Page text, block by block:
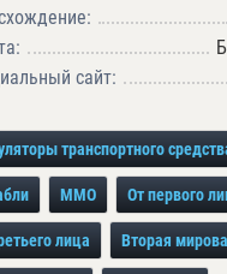
сайт:
транспортного
MMO От первого
лица Вторая